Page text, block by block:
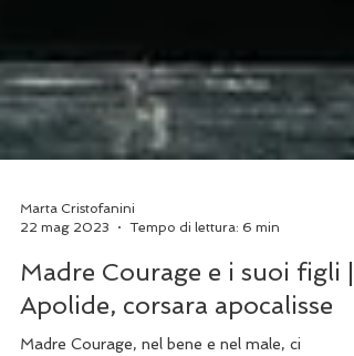
22 mag 2023
Tempo di lettura: 6 min
Madre Courage e i suoi figli |
Apolide, corsara apocalisse